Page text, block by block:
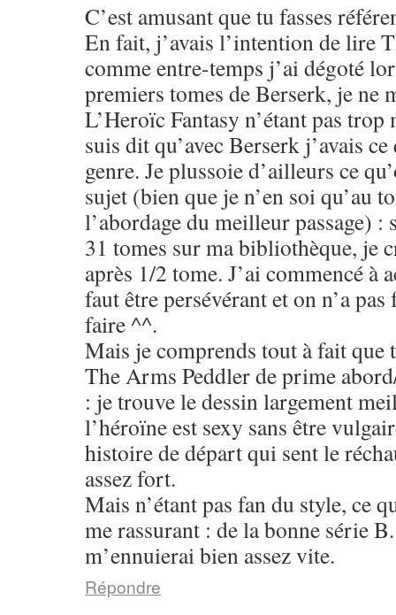
C’est amusant que tu fasses
En fait, j’avais l’intention de lire
comme entre-temps j’ai dégoté
premiers tomes de Berserk, je ne
L’Heroïc Fantasy n’étant pas trop
suis dit qu’avec Berserk j’avais
genre. Je plussoie d’ailleurs ce
sujet (bien que je n’en soi qu’au
l’abordage du meilleur passage) :
31 tomes sur ma bibliothèque, je
après 1/2 tome. J’ai commencé à
faut être persévérant et on n’a
faire ^^.
Mais je comprends tout à fait que
The Arms Peddler de prime
: je trouve le dessin largement
l’héroïne est sexy sans être
histoire de départ qui sent le
assez fort.
Mais n’étant pas fan du style, ce
me rassurant : de la bonne série
m’ennuierai bien assez vite.
Répondre